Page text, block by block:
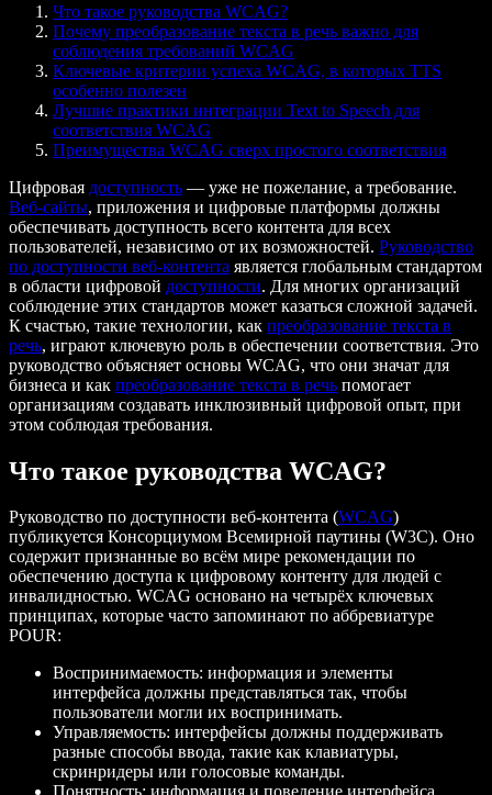
Что такое руководства WCAG?
Почему преобразование текста в речь важно для
соблюдения требований WCAG
Ключевые критерии успеха WCAG, в которых TTS
особенно полезен
Лучшие практики интеграции Text to Speech для
соответствия WCAG
Преимущества WCAG сверх простого соответствия
Цифровая доступность — уже не пожелание, а требование.
Веб‑сайты, приложения и цифровые платформы должны
обеспечивать доступность всего контента для всех
пользователей, независимо от их возможностей. Руководство
по доступности веб‑контента является глобальным стандартом
в области цифровой доступности. Для многих организаций
соблюдение этих стандартов может казаться сложной задачей.
К счастью, такие технологии, как преобразование текста в
речь, играют ключевую роль в обеспечении соответствия. Это
руководство объясняет основы WCAG, что они значат для
бизнеса и как преобразование текста в речь помогает
организациям создавать инклюзивный цифровой опыт, при
этом соблюдая требования.
Что такое руководства WCAG?
Руководство по доступности веб‑контента (WCAG)
публикуется Консорциумом Всемирной паутины (W3C). Оно
содержит признанные во всём мире рекомендации по
обеспечению доступа к цифровому контенту для людей с
инвалидностью. WCAG основано на четырёх ключевых
принципах, которые часто запоминают по аббревиатуре
POUR:
Воспринимаемость: информация и элементы
интерфейса должны представляться так, чтобы
пользователи могли их воспринимать.
Управляемость: интерфейсы должны поддерживать
разные способы ввода, такие как клавиатуры,
скринридеры или голосовые команды.